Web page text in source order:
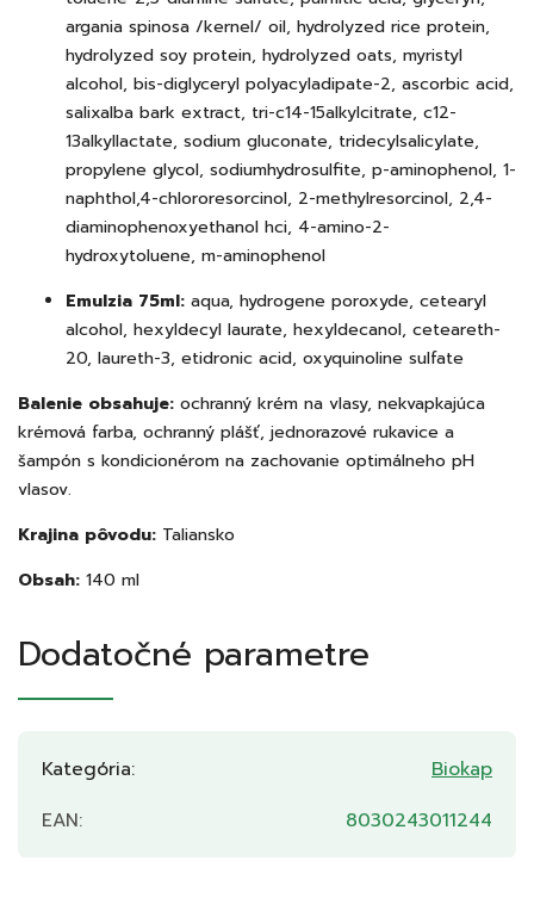
argania spinosa /kernel/ oil, hydrolyzed rice protein,
hydrolyzed soy protein, hydrolyzed oats, myristyl
alcohol, bis-diglyceryl polyacyladipate-2, ascorbic acid,
salixalba bark extract, tri-c14-15alkylcitrate, c12-
13alkyllactate, sodium gluconate, tridecylsalicylate,
propylene glycol, sodiumhydrosulfite, p-aminophenol, 1-
naphthol,4-chlororesorcinol, 2-methylresorcinol, 2,4-
diaminophenoxyethanol hci, 4-amino-2-
hydroxytoluene, m-aminophenol
Emulzia 75ml: aqua, hydrogene poroxyde, cetearyl
alcohol, hexyldecyl laurate, hexyldecanol, ceteareth-
20, laureth-3, etidronic acid, oxyquinoline sulfate
Balenie obsahuje: ochranný krém na vlasy, nekvapkajúca
krémová farba, ochranný plášť, jednorazové rukavice a
šampón s kondicionérom na zachovanie optimálneho pH
vlasov.
Krajina pôvodu: Taliansko
Obsah: 140 ml
Dodatočné parametre
Kategória:
Biokap
EAN: 8030243011244